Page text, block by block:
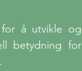
for å utvikle og
betydning for